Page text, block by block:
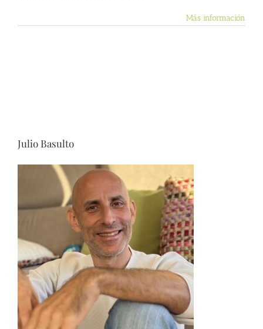
Más información
Julio Basulto